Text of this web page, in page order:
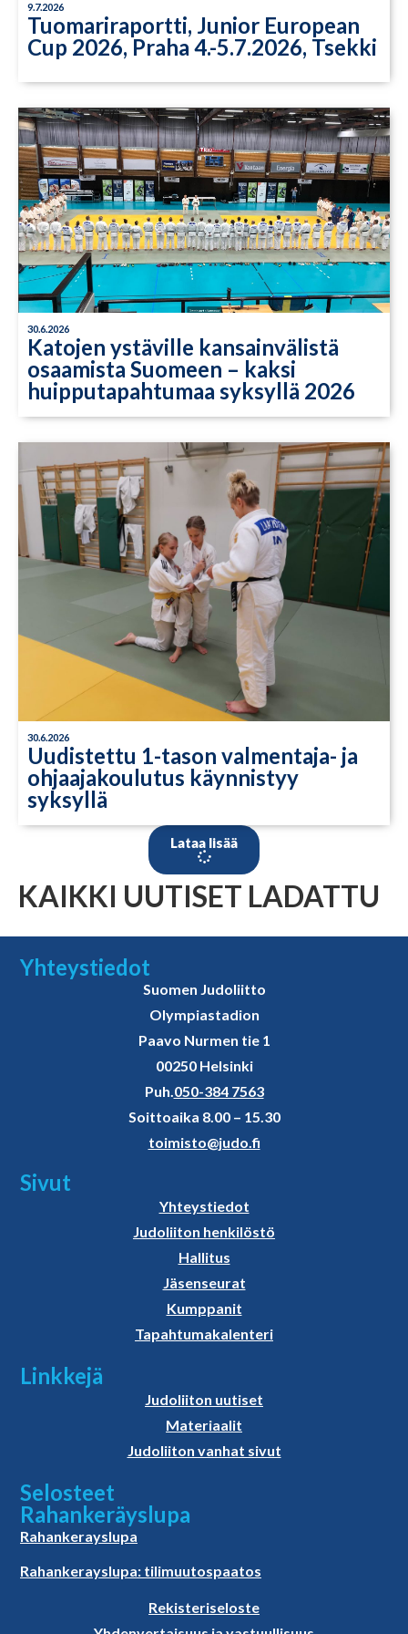
9.7.2026
Tuomariraportti, Junior European
Cup 2026, Praha 4.-5.7.2026, Tsekki
30.6.2026
Katojen ystäville kansainvälistä
osaamista Suomeen – kaksi
huipputapahtumaa syksyllä 2026
30.6.2026
Uudistettu 1-tason valmentaja- ja
ohjaajakoulutus käynnistyy
syksyllä
Lataa lisää
KAIKKI UUTISET LADATTU
Yhteystiedot
Suomen Judoliitto
Olympiastadion
Paavo Nurmen tie 1
00250 Helsinki
Puh. 050-384 7563
Soittoaika 8.00 – 15.30
toimisto@judo.fi
Sivut
Yhteystiedot
Judoliiton henkilöstö
Hallitus
Jäsenseurat
Kumppanit
Tapahtumakalenteri
Linkkejä
Judoliiton uutiset
Materiaalit
Judoliiton vanhat sivut
Selosteet
Rahankeräyslupa
Rahankerayslupa
Rahankerayslupa: tilimuutospaatos
Rekisteriseloste